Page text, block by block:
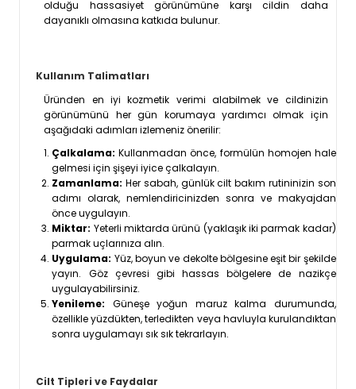
olduğu hassasiyet görünümüne karşı cildin daha
dayanıklı olmasına katkıda bulunur.
Kullanım Talimatları
Üründen en iyi kozmetik verimi alabilmek ve cildinizin
görünümünü her gün korumaya yardımcı olmak için
aşağıdaki adımları izlemeniz önerilir:
Çalkalama: Kullanmadan önce, formülün homojen hale
gelmesi için şişeyi iyice çalkalayın.
Zamanlama: Her sabah, günlük cilt bakım rutininizin son
adımı olarak, nemlendiricinizden sonra ve makyajdan
önce uygulayın.
Miktar: Yeterli miktarda ürünü (yaklaşık iki parmak kadar)
parmak uçlarınıza alın.
Uygulama: Yüz, boyun ve dekolte bölgesine eşit bir şekilde
yayın. Göz çevresi gibi hassas bölgelere de nazikçe
uygulayabilirsiniz.
Yenileme: Güneşe yoğun maruz kalma durumunda,
özellikle yüzdükten, terledikten veya havluyla kurulandıktan
sonra uygulamayı sık sık tekrarlayın.
Cilt Tipleri ve Faydalar